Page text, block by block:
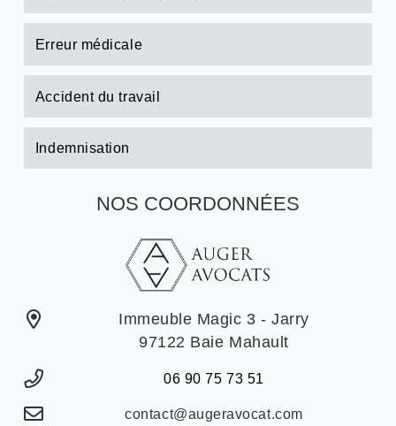
Erreur médicale
Accident du travail
Indemnisation
NOS COORDONNÉES
Immeuble Magic 3 - Jarry
97122 Baie Mahault
06 90 75 73 51
contact@augeravocat.com